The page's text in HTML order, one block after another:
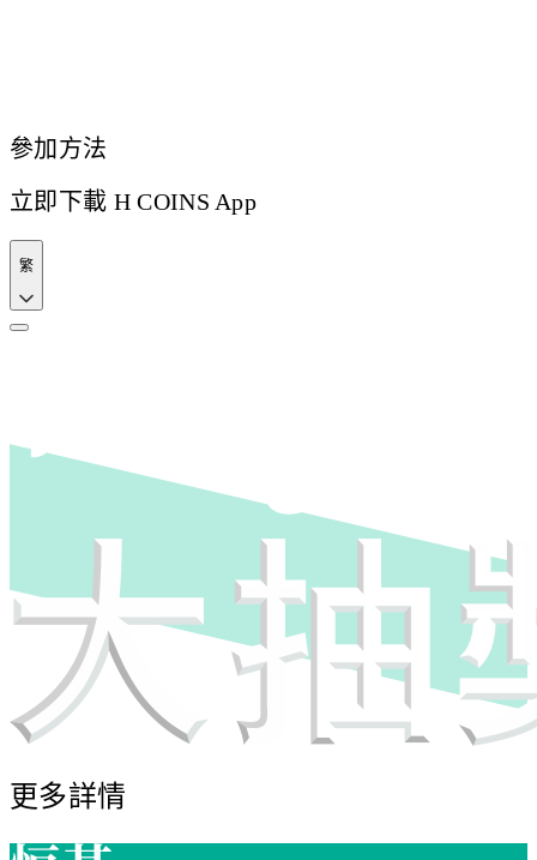
參加方法
立即下載 H COINS App
繁
更多詳情